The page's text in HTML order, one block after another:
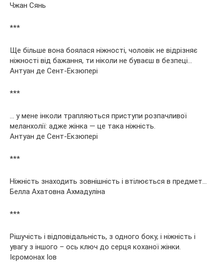
Чжан Сянь
***
Ще більше вона боялася ніжності, чоловік не відрізняє
ніжності від бажання, ти ніколи не буваєш в безпеці…
Антуан де Сент-Екзюпері
***
… у мене інколи трапляються приступи розпачливої
меланхолії: адже жінка — це така ніжність.
Антуан де Сент-Екзюпері
***
Ніжність знаходить зовнішність і втілюється в предмет…
Белла Ахатовна Ахмадуліна
***
Рішучість і відповідальність, з одного боку, і ніжність і
увагу з іншого – ось ключ до серця коханої жінки.
Ієромонах Іов